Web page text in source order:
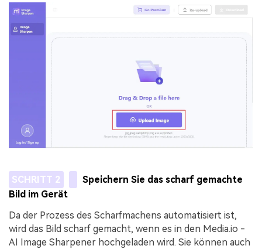
SCHRITT 2
Speichern Sie das scharf gemachte
Bild im Gerät
Da der Prozess des Scharfmachens automatisiert ist,
wird das Bild scharf gemacht, wenn es in den Media.io -
AI Image Sharpener hochgeladen wird. Sie können auch